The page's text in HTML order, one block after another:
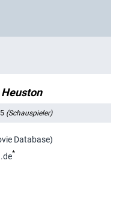
(Schauspieler)
Database)
*